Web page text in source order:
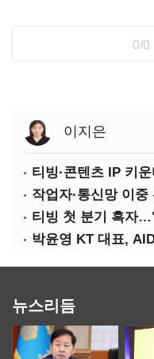
0/0
이지은
뉴스리듬